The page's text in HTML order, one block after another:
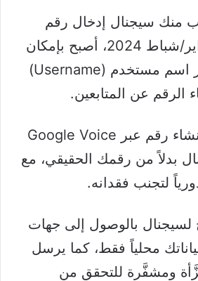
منك سيجنال إدخال رقم
هاتفك، بحلول فبراير/شباط 2024، أصبح بإمكان
المستخدمين اختيار اسم مستخدم (Username)
الرقم عن المتابعين.
إذا أردت، يمكنك إنشاء رقم عبر Google Voice
بدلاً من رقمك الحقيقي، مع
لتجنب فقدانه.
لسيجنال بالوصول إلى جهات
محلياً فقط، كما يرسل
ومشفَّرة للتحقق من